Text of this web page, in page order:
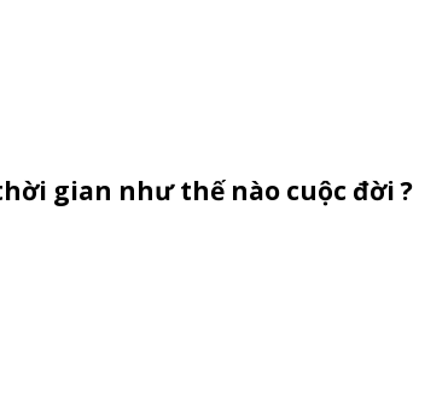
gian như thế nào cuộc đời ?